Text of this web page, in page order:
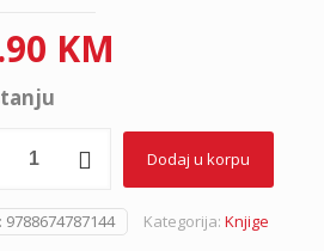
KM
Dodaj u korpu
9788674787144 Kategorija: Knjige